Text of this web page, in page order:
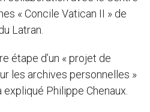
« Concile Vatican II » de
Latran.
étape d’un « projet de
les archives personnelles »
Philippe Chenaux.